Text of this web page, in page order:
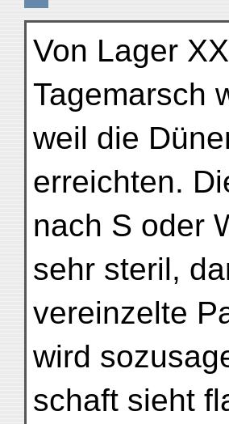
Von Lager
Tagemarsch
weil die
erreichten.
nach S oder
sehr steril,
vereinzelte
wird
schaft sieht